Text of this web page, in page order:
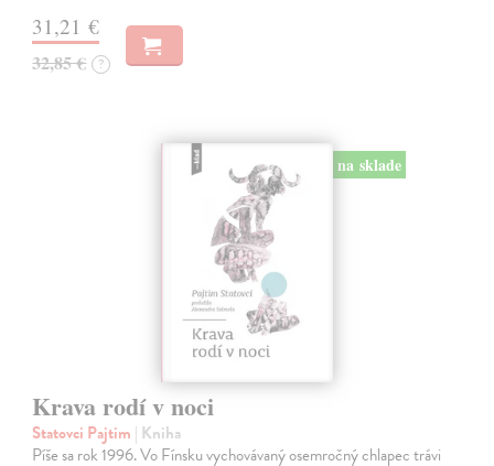
31,21 €
32,85 € ?
na sklade
Krava rodí v noci
Statovci Pajtim | Kniha
Píše sa rok 1996. Vo Fínsku vychovávaný osemročný chlapec trávi